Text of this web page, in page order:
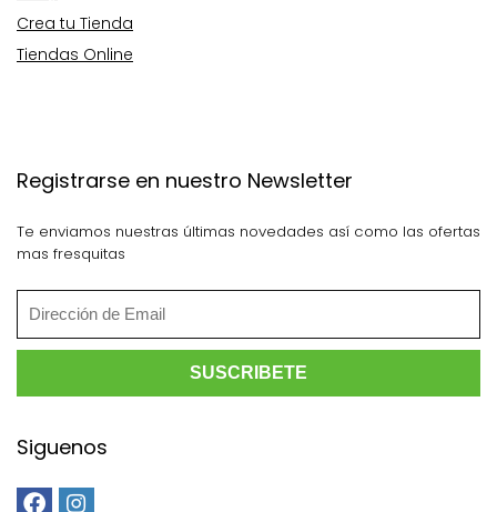
Crea tu Tienda
Tiendas Online
Registrarse en nuestro Newsletter
Te enviamos nuestras últimas novedades así como las ofertas
mas fresquitas
Siguenos